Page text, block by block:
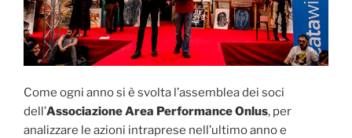
Come ogni anno si è svolta l’assemblea dei soci
dell’Associazione Area Performance Onlus, per
analizzare le azioni intraprese nell’ultimo anno e